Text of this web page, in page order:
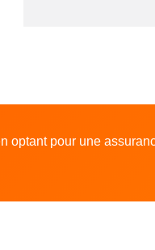
optant pour une